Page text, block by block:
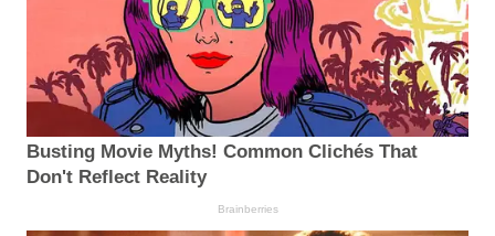
Busting Movie Myths! Common Clichés That
Don't Reflect Reality
Brainberries